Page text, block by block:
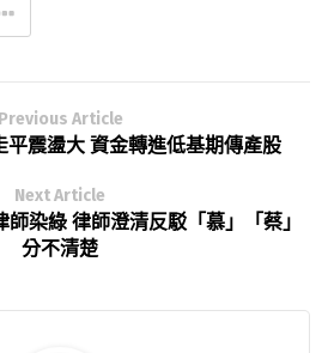
Previous Article
平震盪大 資金轉進低基期傳產股
Next Article
染綠 律師澄清反駁「慕」「蔡」
分不清楚